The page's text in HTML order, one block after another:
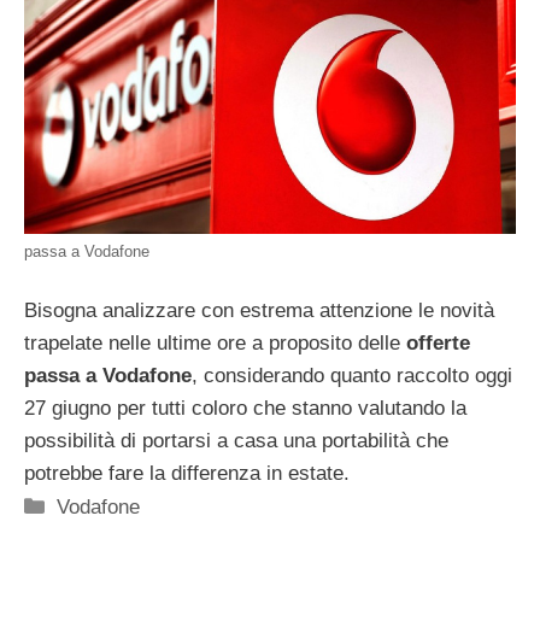
passa a Vodafone
Bisogna analizzare con estrema attenzione le novità
trapelate nelle ultime ore a proposito delle offerte
passa a Vodafone, considerando quanto raccolto oggi
27 giugno per tutti coloro che stanno valutando la
possibilità di portarsi a casa una portabilità che
potrebbe fare la differenza in estate.
Categorie
Vodafone